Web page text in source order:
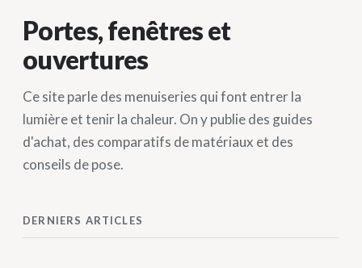
Portes, fenêtres et
ouvertures
Ce site parle des menuiseries qui font entrer la
lumière et tenir la chaleur. On y publie des guides
d'achat, des comparatifs de matériaux et des
conseils de pose.
DERNIERS ARTICLES